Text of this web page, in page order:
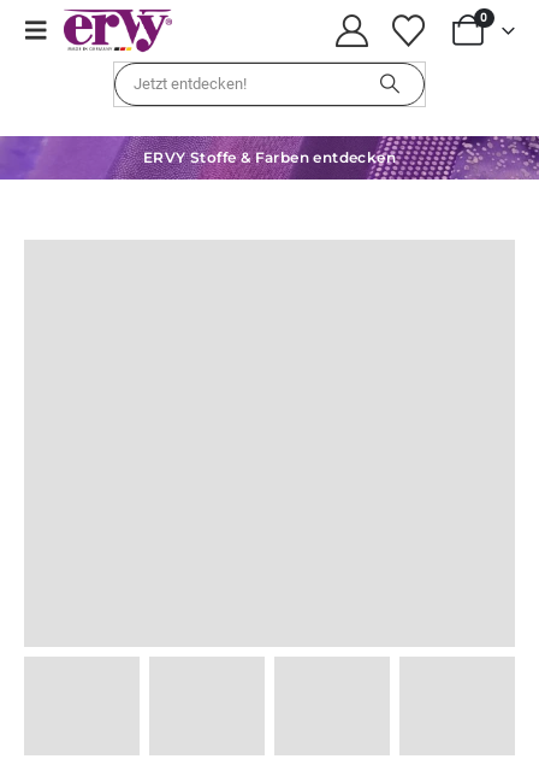
0
ERVY Stoffe & Farben entdecken